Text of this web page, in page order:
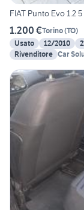
FIAT Punto Evo 1.2
1.200 €Torino(TO)
Usato
12/2010
Rivenditore Car